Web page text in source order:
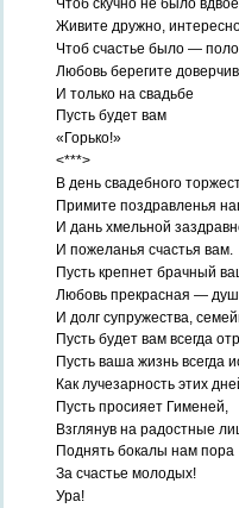
Чтоб скучно не было
Живите дружно,
Чтоб счастье было —
Любовь берегите
И только на свадьбе
Пусть будет вам
«Горько!»
<***>
В день свадебного
Примите поздравленья
И дань хмельной
И пожеланья счастья вам.
Пусть крепнет брачный
Любовь прекрасная —
И долг супружества,
Пусть будет вам всегда
Пусть ваша жизнь всегда
Как лучезарность этих
Пусть просияет Гименей,
Взглянув на радостные
Поднять бокалы нам пора
За счастье молодых!
Ура!